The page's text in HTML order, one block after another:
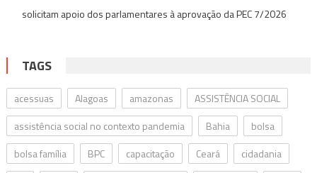
solicitam apoio dos parlamentares à aprovação da PEC 7/2026
TAGS
acessuas Alagoas amazonas
ASSISTÊNCIA SOCIAL
assistência social no contexto pandemia
Bahia
bolsa
bolsa família
BPC capacitação Ceará
cidadania